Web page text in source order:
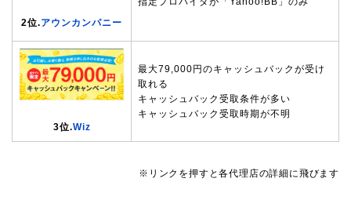
2位.アウンカンパニー
3位.Wiz
最大79,000円のキャッシュバックが受け
取れる
キャッシュバック受取条件が多い
キャッシュバック受取時期が不明
※リンクを押すと各代理店の詳細に飛びます